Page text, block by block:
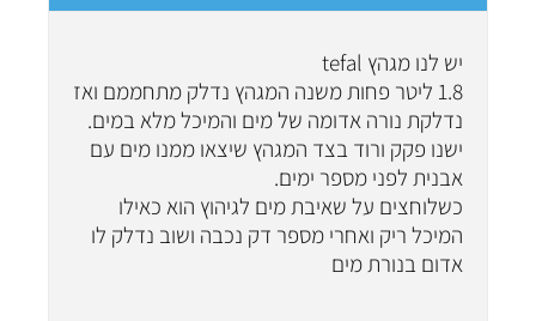
יש לנו מגהץ tefal
1.8 ליטר פחות משנה המגהץ נדלק מתחממם ואז
נדלקת נורה אדומה של מים והמיכל מלא במים.
ישנו פקק ורוד בצד המגהץ שיצאו ממנו מים עם
אבנית לפני מספר ימים.
כשלוחצים על שאיבת מים לגיהוץ הוא כאילו
המיכל ריק ואחרי מספר דק נכבה ושוב נדלק לו
אדום בנורת מים